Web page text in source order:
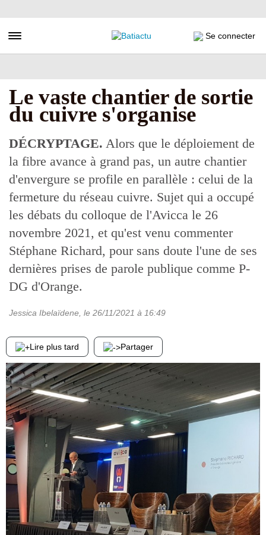
au
principal
Toggle navigation Se connecter
Le vaste chantier de sortie
du cuivre s'organise
DÉCRYPTAGE. Alors que le déploiement de
la fibre avance à grand pas, un autre chantier
d'envergure se profile en parallèle : celui de la
fermeture du réseau cuivre. Sujet qui a occupé
les débats du colloque de l'Avicca le 26
novembre 2021, et qu'est venu commenter
Stéphane Richard, pour sans doute l'une de ses
dernières prises de parole publique comme P-
DG d'Orange.
Jessica Ibelaïdene , le 26/11/2021 à 16:49
Lire plus tard Partager